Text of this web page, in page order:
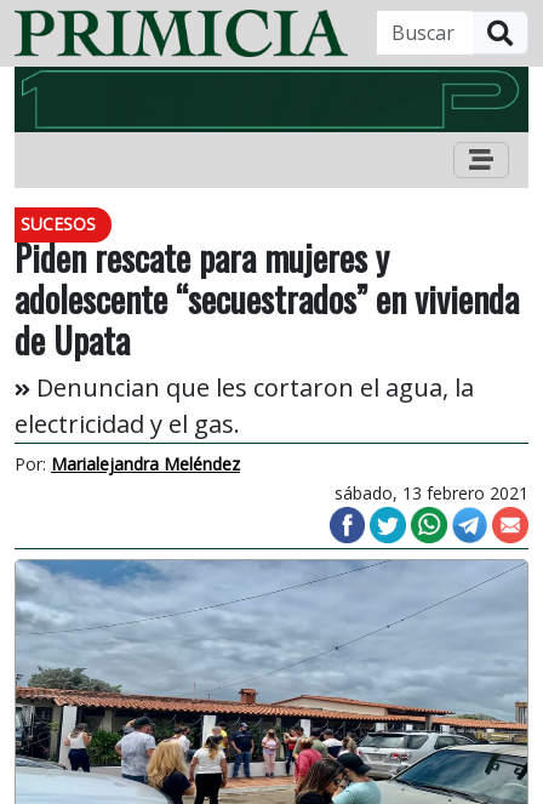
SUCESOS
Piden rescate para mujeres y
adolescente “secuestrados” en vivienda
de Upata
Denuncian que les cortaron el agua, la
electricidad y el gas.
Por: Marialejandra Meléndez
sábado, 13 febrero 2021